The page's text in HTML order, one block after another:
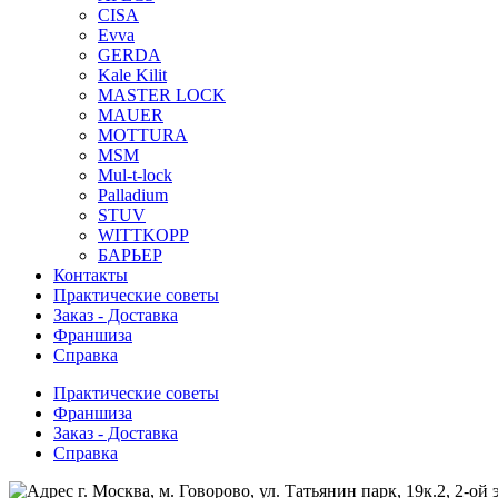
CISA
Evva
GERDA
Kale Kilit
MASTER LOCK
MAUER
MOTTURA
MSM
Mul-t-lock
Palladium
STUV
WITTKOPP
БАРЬЕР
Контакты
Практические советы
Заказ - Доставка
Франшиза
Справка
Практические советы
Франшиза
Заказ - Доставка
Справка
г. Москва, м. Говорово, ул. Татьянин парк, 19к.2, 2-ой